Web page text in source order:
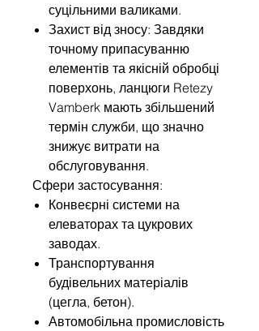
суцільними валиками.
Захист від зносу: Завдяки
точному припасуванню
елементів та якісній обробці
поверхонь, ланцюги Retezy
Vamberk мають збільшений
термін служби, що значно
знижує витрати на
обслуговування.
Сфери застосування:
Конвеєрні системи на
елеваторах та цукрових
заводах.
Транспортування
будівельних матеріалів
(цегла, бетон).
Автомобільна промисловість